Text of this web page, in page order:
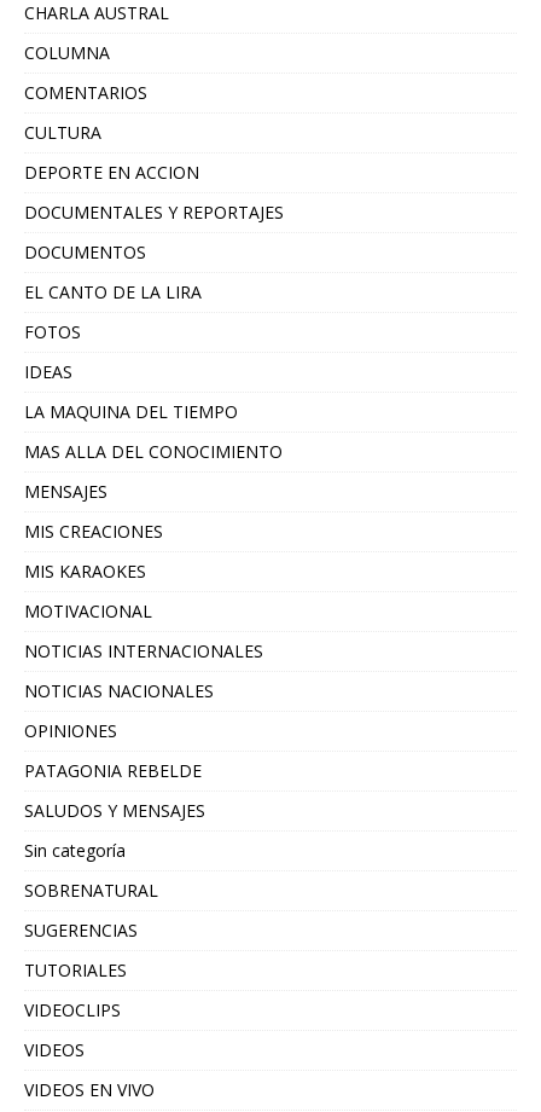
CHARLA AUSTRAL
COLUMNA
COMENTARIOS
CULTURA
DEPORTE EN ACCION
DOCUMENTALES Y REPORTAJES
DOCUMENTOS
EL CANTO DE LA LIRA
FOTOS
IDEAS
LA MAQUINA DEL TIEMPO
MAS ALLA DEL CONOCIMIENTO
MENSAJES
MIS CREACIONES
MIS KARAOKES
MOTIVACIONAL
NOTICIAS INTERNACIONALES
NOTICIAS NACIONALES
OPINIONES
PATAGONIA REBELDE
SALUDOS Y MENSAJES
Sin categoría
SOBRENATURAL
SUGERENCIAS
TUTORIALES
VIDEOCLIPS
VIDEOS
VIDEOS EN VIVO